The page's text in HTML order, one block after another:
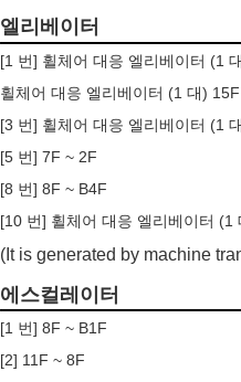
엘리베이터
[1 번] 휠체어 대응 엘리베이터 (1
휠체어 대응 엘리베이터 (1 대)
[3 번] 휠체어 대응 엘리베이터 (1
[5 번] 7F ~ 2F
[8 번] 8F ~ B4F
[10 번] 휠체어 대응 엘리베이터 (1
(It is generated by machine
에스컬레이터
[1 번] 8F ~ B1F
[2] 11F ~ 8F